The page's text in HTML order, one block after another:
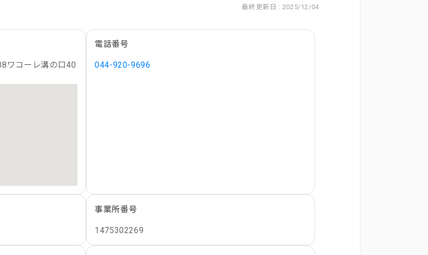
最終更新日 : 2025/12/04
ワコーレ溝の口40
電話番号
044-920-9696
事業所番号
1475302269